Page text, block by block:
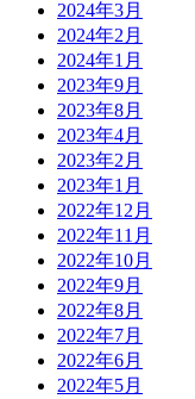
2024年3月
2024年2月
2024年1月
2023年9月
2023年8月
2023年4月
2023年2月
2023年1月
2022年12月
2022年11月
2022年10月
2022年9月
2022年8月
2022年7月
2022年6月
2022年5月